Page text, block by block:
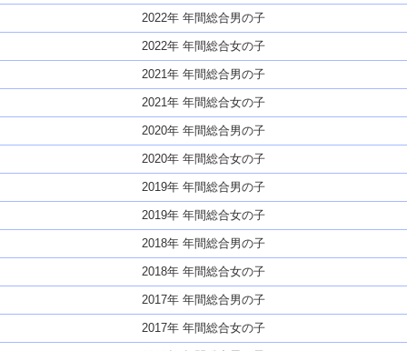
2022年 年間総合男の子
2022年 年間総合女の子
2021年 年間総合男の子
2021年 年間総合女の子
2020年 年間総合男の子
2020年 年間総合女の子
2019年 年間総合男の子
2019年 年間総合女の子
2018年 年間総合男の子
2018年 年間総合女の子
2017年 年間総合男の子
2017年 年間総合女の子